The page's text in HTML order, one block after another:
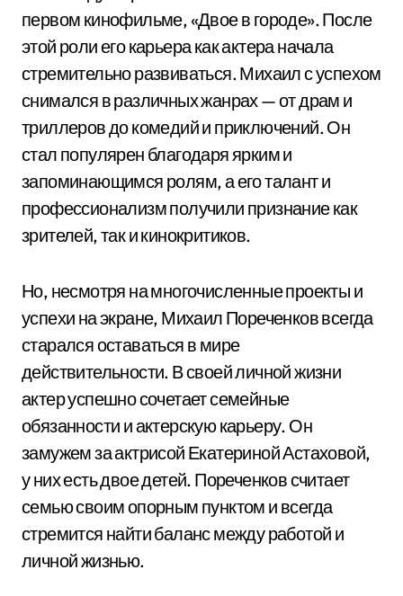
первом кинофильме, «Двое в городе». После
этой роли его карьера как актера начала
стремительно развиваться. Михаил с успехом
снимался в различных жанрах — от драм и
триллеров до комедий и приключений. Он
стал популярен благодаря ярким и
запоминающимся ролям, а его талант и
профессионализм получили признание как
зрителей, так и кинокритиков.
Но, несмотря на многочисленные проекты и
успехи на экране, Михаил Пореченков всегда
старался оставаться в мире
действительности. В своей личной жизни
актер успешно сочетает семейные
обязанности и актерскую карьеру. Он
замужем за актрисой Екатериной Астаховой,
у них есть двое детей. Пореченков считает
семью своим опорным пунктом и всегда
стремится найти баланс между работой и
личной жизнью.